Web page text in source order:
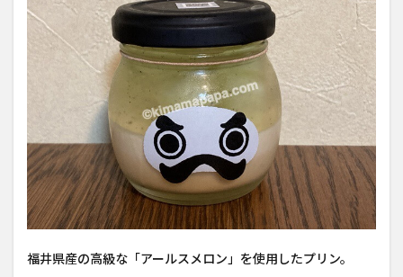
福井県産の高級な「アールスメロン」を使用したプリン。